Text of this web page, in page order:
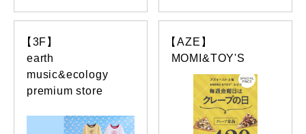
【3F】
earth
music&ecology
premium store
【AZE】
MOMI&TOY'S